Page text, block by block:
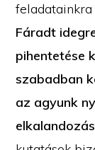
feladatainkra
Fáradt
pihentetése
szabadban
az agyunk